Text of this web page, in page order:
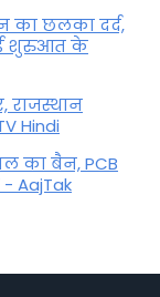
का छलका दर्द,
शुरुआत के
राजस्थान
Hindi
का बैन, PCB
AajTak